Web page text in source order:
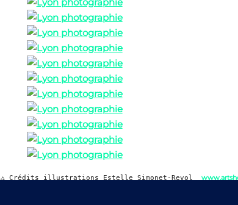
ஃ Crédits illustrations Estelle Simonet-Revol